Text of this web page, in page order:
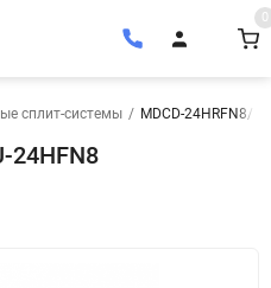
0
сплит-системы / MDCD-24HRFN8/
24HFN8